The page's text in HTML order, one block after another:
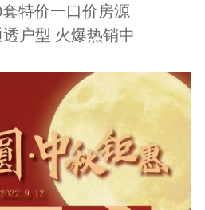
特价一口价房源
透户型 火爆热销中